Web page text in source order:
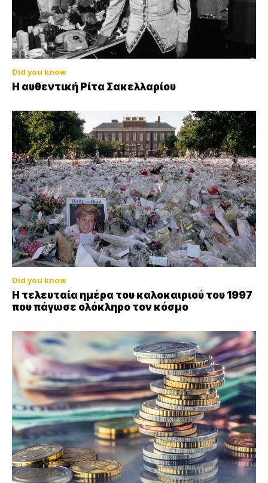
Did you know
Η αυθεντική Ρίτα Σακελλαρίου
Did you know
Η τελευταία ημέρα του καλοκαιριού του 1997
που πάγωσε ολόκληρο τον κόσμο